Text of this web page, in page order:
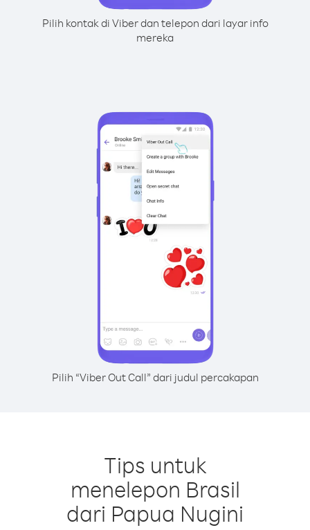
Pilih kontak di Viber dan telepon dari layar info
mereka
Pilih “Viber Out Call” dari judul percakapan
Tips untuk
menelepon Brasil
dari Papua Nugini